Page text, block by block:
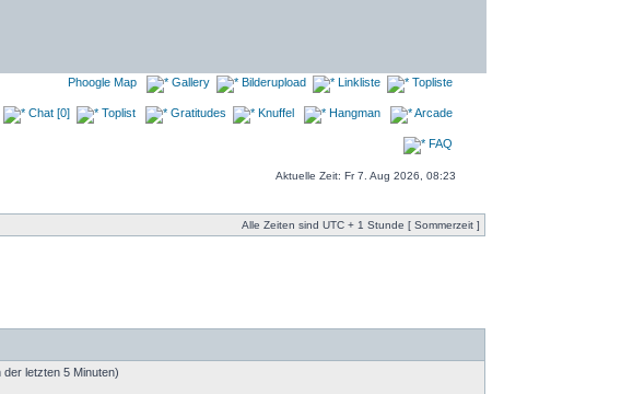
Phoogle Map Gallery Bilderupload Linkliste Topliste
Chat [0] Toplist Gratitudes Knuffel Hangman Arcade
FAQ
Aktuelle Zeit: Fr 7. Aug 2026, 08:23
Alle Zeiten sind UTC + 1 Stunde [ Sommerzeit ]
letzten 5 Minuten)